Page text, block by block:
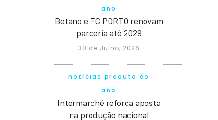
ano
Betano e FC PORTO renovam
parceria até 2029
30 de Julho, 2026
notícias produto do
ano
Intermarché reforça aposta
na produção nacional